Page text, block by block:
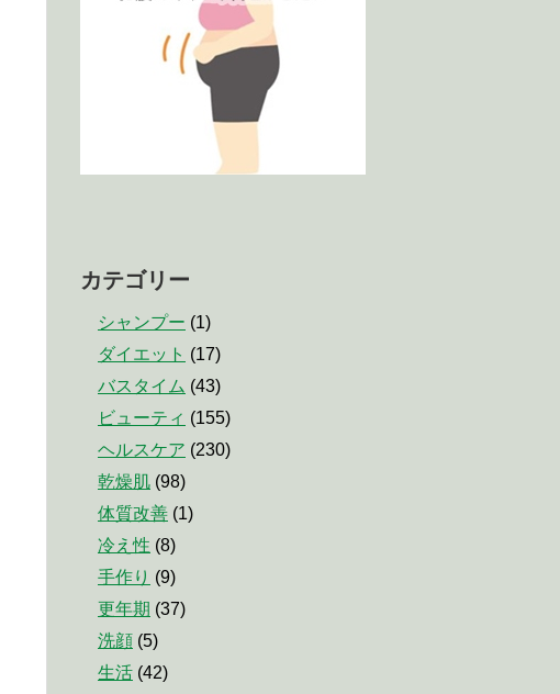
カテゴリー
シャンプー (1)
ダイエット (17)
バスタイム (43)
ビューティ (155)
ヘルスケア (230)
乾燥肌 (98)
体質改善 (1)
冷え性 (8)
手作り (9)
更年期 (37)
洗顔 (5)
生活 (42)